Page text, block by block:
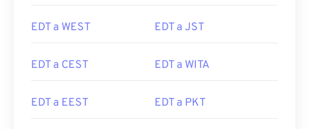
EDT a WEST EDT a JST
EDT a CEST EDT a WITA
EDT a EEST EDT a PKT